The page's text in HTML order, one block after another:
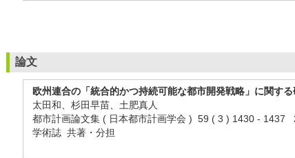
論文
欧州連合の「統合的かつ持続可能な都市開発戦略」に関す
太田和、杉田早苗、土肥真人
都市計画論文集 ( 日本都市計画学会 ) 59 ( 3 ) 1430 - 1437
学術誌 共著・分担